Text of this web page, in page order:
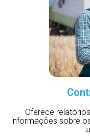
Oferece
informações sobre